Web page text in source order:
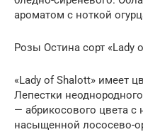
ароматом с ноткой
Розы Остина сорт «Lady
«Lady of Shalott» имеет
Лепестки
— абрикосового цвета
насыщенной лососево-